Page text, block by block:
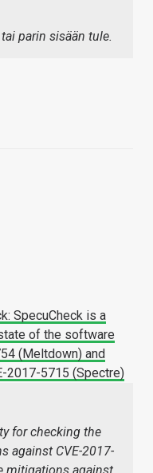
parin sisään tule.
SpecuCheck is a
of the software
(Meltdown) and
2017-5715 (Spectre)
for checking the
against CVE-2017-